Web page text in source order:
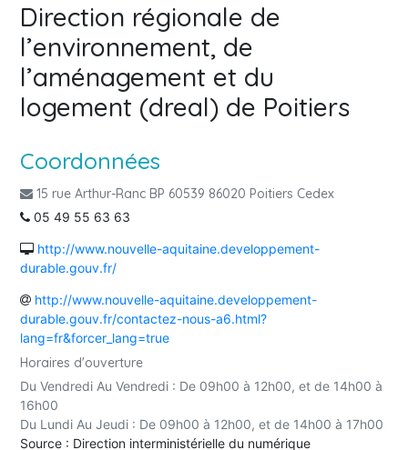
Direction régionale de
l’environnement, de
l’aménagement et du
logement (dreal) de Poitiers
Coordonnées
15 rue Arthur-Ranc BP 60539 86020 Poitiers Cedex
05 49 55 63 63
http://www.nouvelle-aquitaine.developpement-
durable.gouv.fr/
http://www.nouvelle-aquitaine.developpement-
durable.gouv.fr/contactez-nous-a6.html?
lang=fr&forcer_lang=true
Horaires d'ouverture
Du Vendredi Au Vendredi : De 09h00 à 12h00, et de 14h00 à
16h00
Du Lundi Au Jeudi : De 09h00 à 12h00, et de 14h00 à 17h00
Source : Direction interministérielle du numérique